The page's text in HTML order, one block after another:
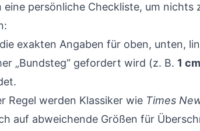
eine persönliche Checkliste, um nichts
exakten Angaben für oben, unten,
„Bundsteg“ gefordert wird (z. B. 1 cm
Regel werden Klassiker wie Times
auf abweichende Größen für